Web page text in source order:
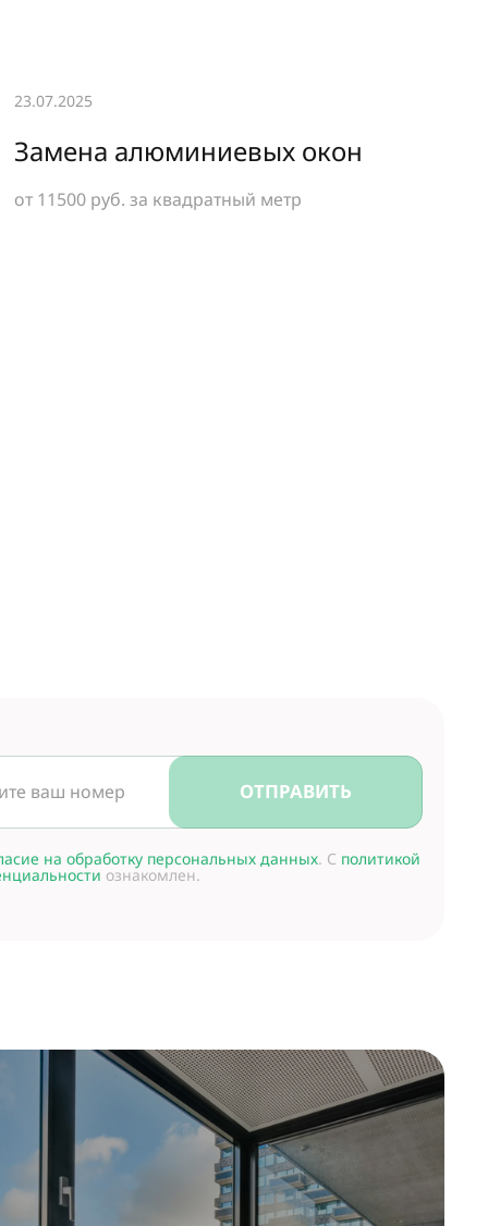
23.07.2025
Замена алюминиевых окон
от 11500 руб.за квадратный метр
ОТПРАВИТЬ
на обработку персональных данных. С политикой
ознакомлен.